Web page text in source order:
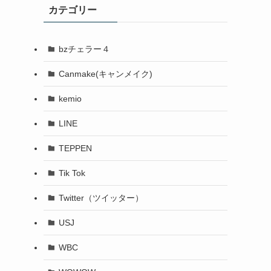
カテゴリー
bzチェラー４
Canmake(キャンメイク)
kemio
LINE
TEPPEN
Tik Tok
Twitter（ツイッター）
USJ
WBC